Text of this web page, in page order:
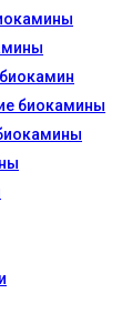
биокамины